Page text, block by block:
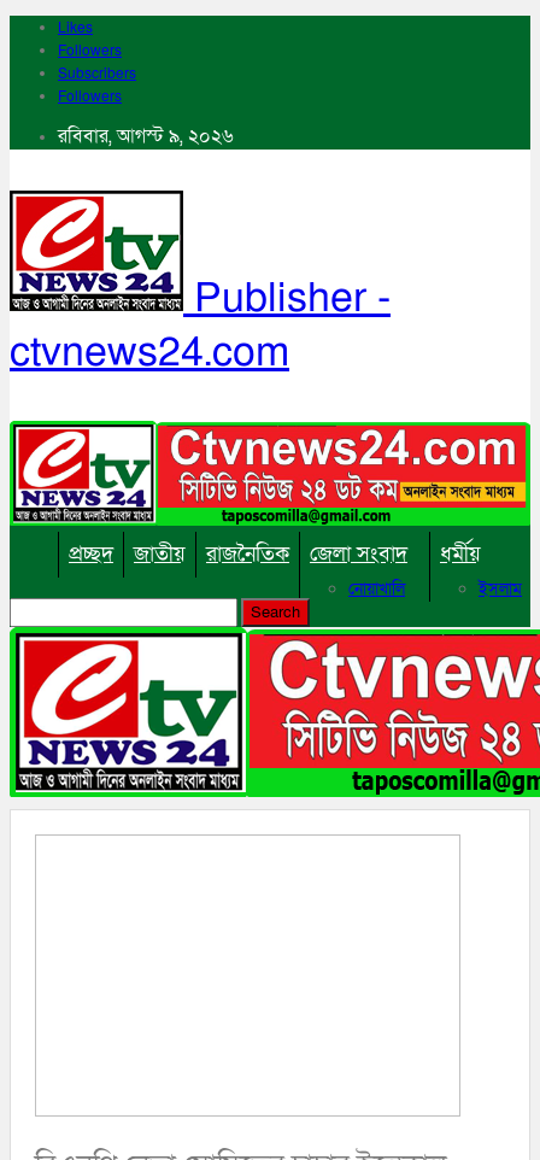
Likes
Followers
Subscribers
Followers
রবিবার, আগস্ট ৯, ২০২৬
Publisher -
ctvnews24.com
প্রচ্ছদ জাতীয় রাজনৈতিক জেলা সংবাদ
নোয়াখালি
ঢাকা
নারায়নগঞ্জ
ব্রাহ্মণবাড়িয়া
চট্টগ্রাম
ফেনী
লক্ষ্মীপুর
কক্সবাজার
সিরাজগঞ্জ
বান্দরবান
ধর্মীয়
ইসলাম
বৌদ্ধ
খ্রিষ্টান
খেলাধুলা
বিনোদন
অপরাধ